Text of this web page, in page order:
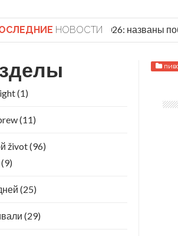
НОВОСТИ
World Beer Cup 2026: названы
(1)
(11)
život(96)
(9)
(25)
(29)